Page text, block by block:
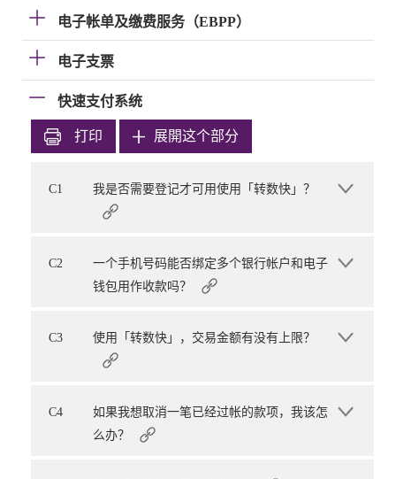
电子帐单及缴费服务（EBPP）
电子支票
快速支付系统
打印 展開这个部分
C1 我是否需要登记才可用使用「转数快」？
C2
一个手机号码能否绑定多个银行帐户和电子
钱包用作收款吗？
C3 使用「转数快」，交易金额有没有上限？
C4
如果我想取消一笔已经过帐的款项，我该怎
么办？